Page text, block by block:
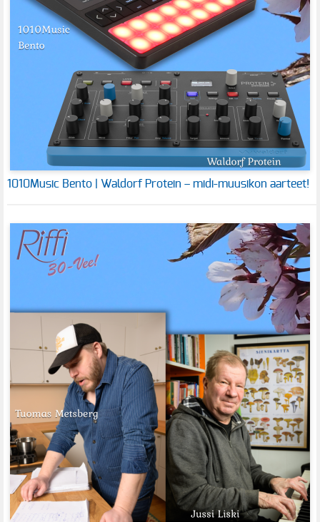
1010Music Bento | Waldorf Protein – midi-muusikon aarteet!